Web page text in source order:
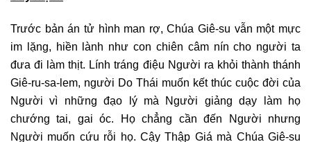
Trước bản án tử hình man rợ, Chúa Giê-su vẫn một mực
im lặng, hiền lành như con chiên câm nín cho người ta
đưa đi làm thịt. Lính tráng điệu Người ra khỏi thành thánh
Giê-ru-sa-lem, người Do Thái muốn kết thúc cuộc đời của
Người vì những đạo lý mà Người giảng dạy làm họ
chướng tai, gai óc. Họ chẳng cần đến Người nhưng
Người muốn cứu rỗi họ. Cậy Thập Giá mà Chúa Giê-su